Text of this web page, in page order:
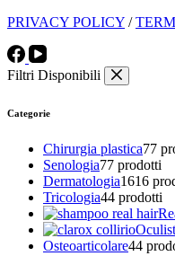
PRIVACY POLICY /
Filtri Disponibili
Categorie
Chirurgia plastica77
Senologia77 prodotti
Dermatologia1616
Tricologia44 prodotti
Osteoarticolare44